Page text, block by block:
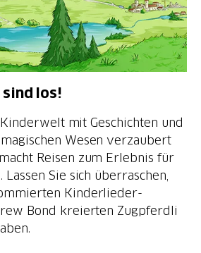
los!
mit Geschichten und
Wesen verzaubert
Reisen zum Erlebnis für
Sie sich überraschen,
Kinderlieder-
Bond kreierten Zugpferdli